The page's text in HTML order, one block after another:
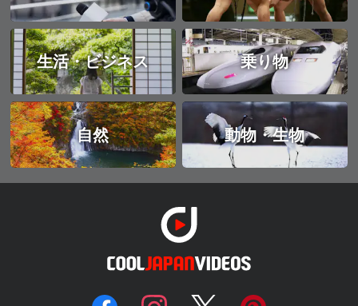
生活・ビジネス 乗り物
自然 動物・生物